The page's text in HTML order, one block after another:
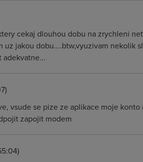
cekaj dlouhou dobu na zrychleni
uz jakou dobu....btw,vyuzivam
adekvatne...
vsude se pize ze aplikace moje
zapojit modem